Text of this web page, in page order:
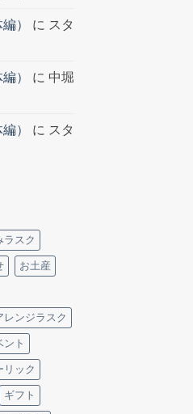
） に スタ
） に 中堀
） に スタ
ラスク
お土産
レンジラスク
ント
リック
ギフト